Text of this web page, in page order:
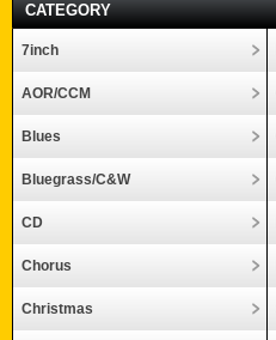
CATEGORY
7inch
AOR/CCM
Blues
Bluegrass/C&W
CD
Chorus
Christmas